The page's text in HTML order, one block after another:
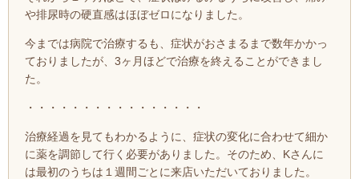
や排尿時の硬直感はほぼゼロになりました。
今までは病院で治療するも、症状がおさまるまで数年かかっ
ておりましたが、3ヶ月ほどで治療を終えることができまし
た。
・・・・・・・・・・・・・・・・
治療経過を見てもわかるように、症状の変化に合わせて細か
に薬を調節して行く必要がありました。そのため、Kさんに
は最初のうちは１週間ごとに来店いただいておりました。